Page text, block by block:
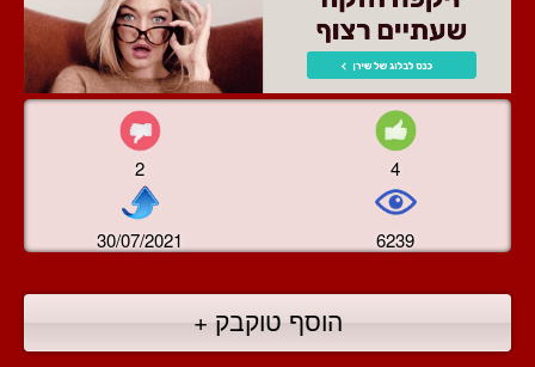
2 4
30/07/2021 6239
הוסף טוקבק +